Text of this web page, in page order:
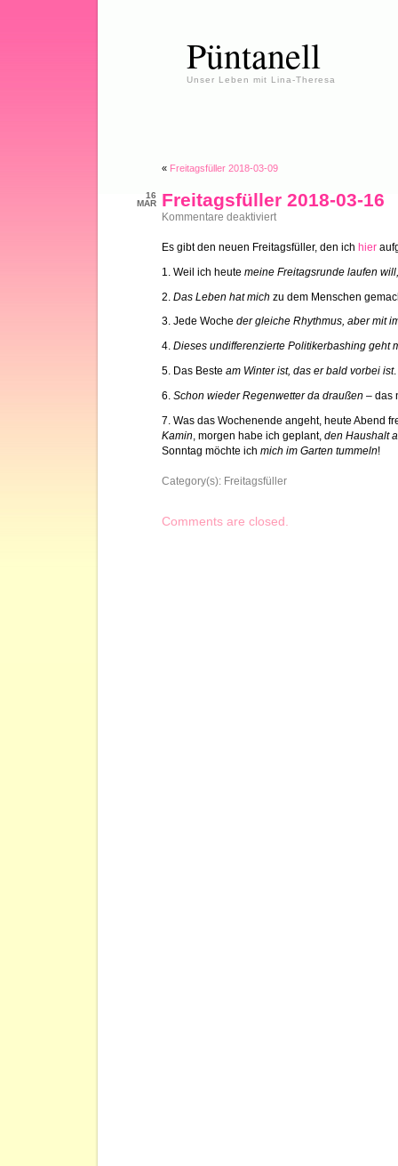
Püntanell
Unser Leben mit Lina-Theresa
« Freitagsfüller 2018-03-09
16
MAR
Freitagsfüller 2018-03-16
Kommentare deaktiviertfür
03-
Es gibt den neuen Freitagsfüller, den ich hier
1. Weil ich heute meine Freitagsrunde laufen
2. Das Leben hat mich zu dem Menschen
3. Jede Woche der gleiche Rhythmus, aber mit
4. Dieses undifferenzierte Politikerbashing geht
5. Das Beste am Winter ist, das er bald vorbei ist.
6. Schon wieder Regenwetter da draußen – das
7. Was das Wochenende angeht, heute Abend
Kamin , morgen habe ich geplant, den Haushalt
Sonntag möchte ich mich im Garten tummeln!
Category(s): Freitagsfüller
Comments are closed.